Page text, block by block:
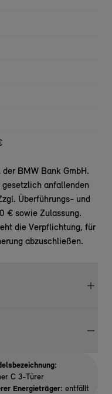
BMW Bank GmbH.
anfallenden
Überführungs- und
€ sowie Zulassung.
die Verpflichtung, für
abzuschließen.
C 3-Türer
Energieträger: entfällt